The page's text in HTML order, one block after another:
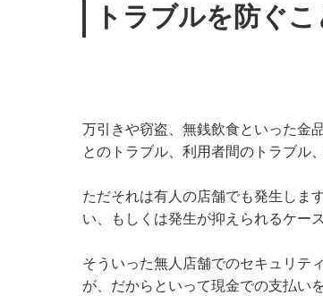
トラブルを防ぐ
万引きや窃盗、無銭飲食といった金
とのトラブル、利用者間のトラブル
ただそれは有人の店舗でも発生しま
い、もしくは発生が抑えられるケー
そういった無人店舗でのセキュリテ
が、だからといって現金での支払い